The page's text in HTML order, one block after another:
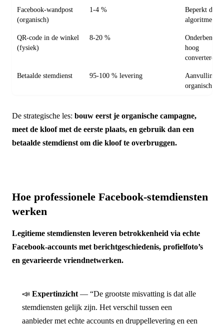
Facebook-wandpost
(organisch)
1-4 %
Beperkt door
algoritme
QR-code in de winkel
(fysiek)
8-20 %
Onderbenut,
hoog
converterend
Betaalde stemdienst 95-100 % levering
Aanvulling
organisch
De strategische les: bouw eerst je organische campagne,
meet de kloof met de eerste plaats, en gebruik dan een
betaalde stemdienst om die kloof te overbruggen.
Hoe professionele Facebook-stemdiensten
werken
Legitieme stemdiensten leveren betrokkenheid via echte
Facebook-accounts met berichtgeschiedenis, profielfoto’s
en gevarieerde vriendnetwerken.
📣 Expertinzicht — “De grootste misvatting is dat alle
stemdiensten gelijk zijn. Het verschil tussen een
aanbieder met echte accounts en druppellevering en een